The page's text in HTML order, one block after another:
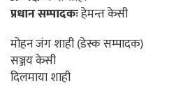
प्रधान सम्पादकःहेमन्त केसी
मोहन जंग शाही (डेस्क सम्पादक)
सञ्जय केसी
दिलमाया शाही